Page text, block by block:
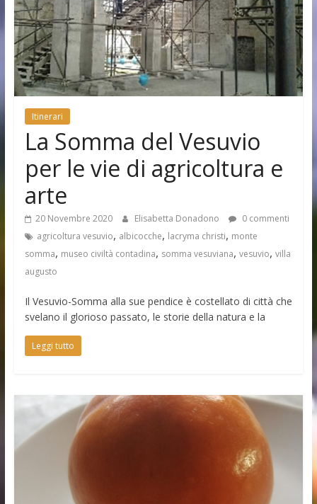
Itinerari
La Somma del Vesuvio
per le vie di agricoltura e
arte
20 Novembre 2020 Elisabetta Donadono
0 commenti
agricoltura vesuvio, albicocche, lacryma christi, monte
somma, museo civiltà contadina, somma vesuviana, vesuvio, villa
augusto
Il Vesuvio-Somma alla sue pendice è costellato di città che
svelano il glorioso passato, le storie della natura e la
Leggi tutto